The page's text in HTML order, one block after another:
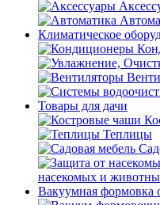
Климатическое
Товары для дачи
Теплицы
насекомых и
Вакуумная формовка